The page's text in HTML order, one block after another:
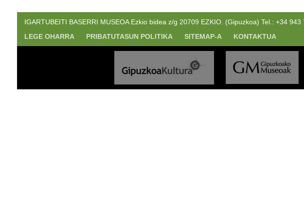
IGARTUBEITI BASERRI MUSEOA Ezkio bidea z/g 20709 EZKIO. (Gipuzkoa) Tel.: +34
LEGE OHARRA
PRIBATUTASUN POLITIKA SITEMAP-A KONTAKTUA